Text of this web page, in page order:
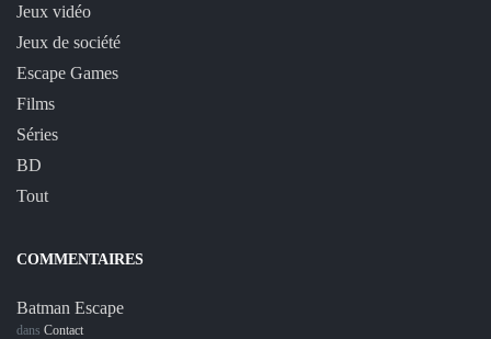
Jeux vidéo
Jeux de société
Escape Games
Films
Séries
BD
Tout
COMMENTAIRES
Batman Escape
dans Contact